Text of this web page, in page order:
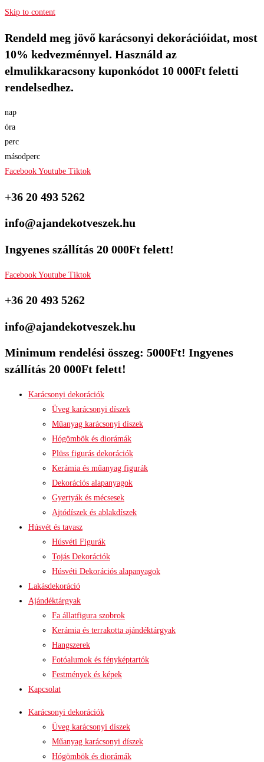
Skip to content
Rendeld meg jövő karácsonyi dekorációidat, most
10% kedvezménnyel. Használd az
elmulikkaracsony kuponkódot 10 000Ft feletti
rendelsedhez.
nap
óra
perc
másodperc
Facebook Youtube Tiktok
+36 20 493 5262
info@ajandekotveszek.hu
Ingyenes szállítás 20 000Ft felett!
Facebook Youtube Tiktok
+36 20 493 5262
info@ajandekotveszek.hu
Minimum rendelési összeg: 5000Ft! Ingyenes
szállítás 20 000Ft felett!
Karácsonyi dekorációk
Üveg karácsonyi díszek
Műanyag karácsonyi díszek
Hógömbök és diorámák
Plüss figurás dekorációk
Kerámia és műanyag figurák
Dekorációs alapanyagok
Gyertyák és mécsesek
Ajtódíszek és ablakdíszek
Húsvét és tavasz
Húsvéti Figurák
Tojás Dekorációk
Húsvéti Dekorációs alapanyagok
Lakásdekoráció
Ajándéktárgyak
Fa állatfigura szobrok
Kerámia és terrakotta ajándéktárgyak
Hangszerek
Fotóalumok és fényképtartók
Festmények és képek
Kapcsolat
Karácsonyi dekorációk
Üveg karácsonyi díszek
Műanyag karácsonyi díszek
Hógömbök és diorámák